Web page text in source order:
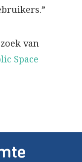
van
Space